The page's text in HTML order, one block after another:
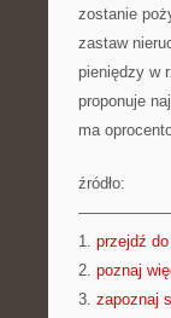
zostanie
zastaw
pieniędzy w
proponuje
ma
źródło:
1. przejdź
2. poznaj
3. zapoznaj